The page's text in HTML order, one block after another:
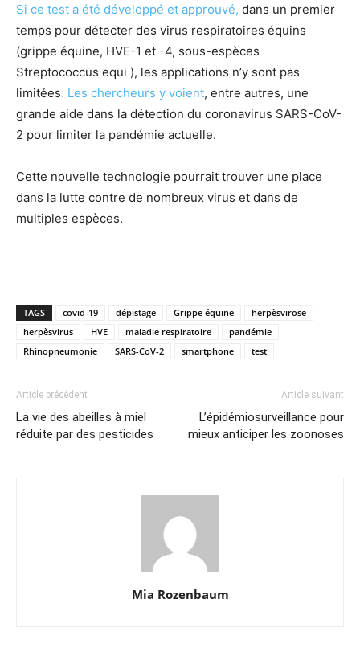
Si ce test a été développé et approuvé, dans un premier
temps pour détecter des virus respiratoires équins
(grippe équine, HVE-1 et -4, sous-espèces
Streptococcus equi ), les applications n’y sont pas
limitées. Les chercheurs y voient, entre autres, une
grande aide dans la détection du coronavirus SARS-CoV-
2 pour limiter la pandémie actuelle.
Cette nouvelle technologie pourrait trouver une place
dans la lutte contre de nombreux virus et dans de
multiples espèces.
TAGS covid-19 dépistage Grippe équine
herpèsvirose
herpèsvirus
HVE maladie respiratoire
pandémie
Rhinopneumonie
SARS-CoV-2 smartphone test
Article précédent
La vie des abeilles à miel
réduite par des pesticides
Article suivant
L’épidémiosurveillance pour
mieux anticiper les zoonoses
Mia Rozenbaum